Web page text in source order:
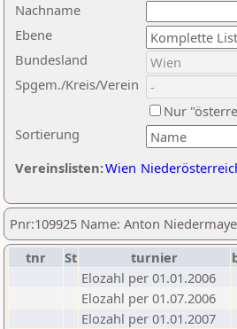
Nachname
Ebene
Sortierung
Bundesland
Spgem./Kreis/Verein
Nur
Vereinslisten:Wien
Pnr:109925 Name: Anton
tnr
St turnier
Elozahl per 01.01.2006
Elozahl per 01.07.2006
Elozahl per 01.01.2007